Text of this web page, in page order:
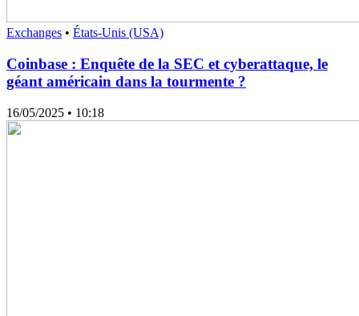
Exchanges • États-Unis (USA)
Coinbase : Enquête de la SEC et cyberattaque, le
géant américain dans la tourmente ?
16/05/2025 • 10:18